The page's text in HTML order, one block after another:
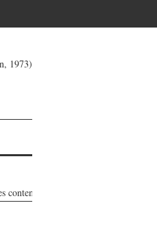
1973)
de ce blog honnête et 100%